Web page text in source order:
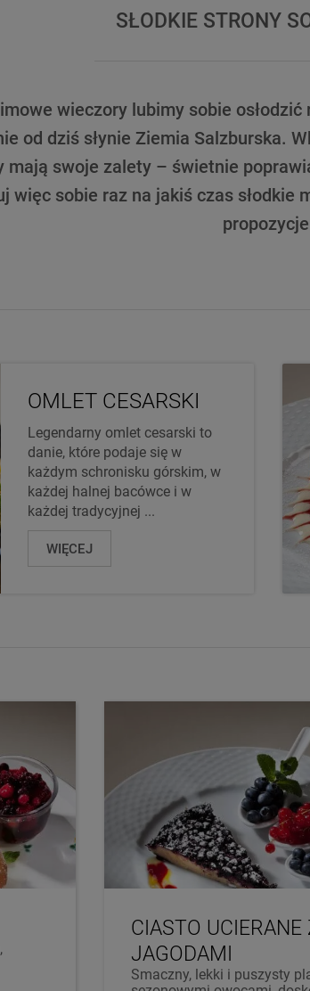
SŁODKIE STRONY
wieczory lubimy sobie
od dziś słynie Ziemia Salzburska.
mają swoje zalety – świetnie
więc sobie raz na jakiś czas słodkie
OMLET CESARSKI
Legendarny omlet cesarski to
danie, które podaje się w
każdym schronisku górskim, w
każdej halnej bacówce i w
każdej tradycyjnej ...
WIĘCEJ
CIASTO UCIERANE
JAGODAMI
Smaczny, lekki i puszysty